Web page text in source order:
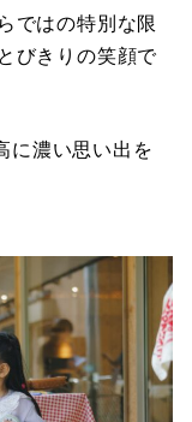
ではの特別な限
びきりの笑顔で
に濃い思い出を